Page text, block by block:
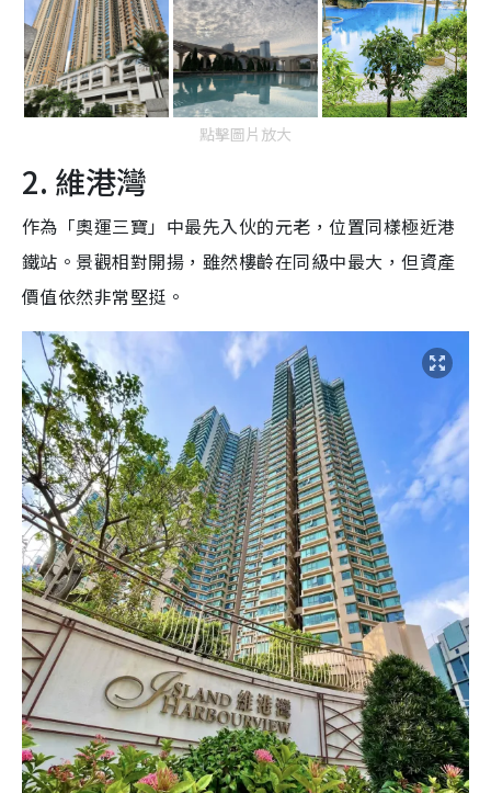
點擊圖片放大
2. 維港灣
作為「奧運三寶」中最先入伙的元老，位置同樣極近港
鐵站。景觀相對開揚，雖然樓齡在同級中最大，但資產
價值依然非常堅挺。